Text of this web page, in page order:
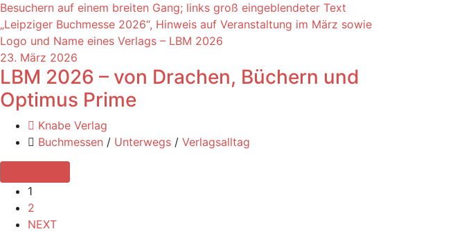
23. März 2026
LBM 2026 – von Drachen, Büchern und
Optimus Prime
Knabe Verlag
Buchmessen / Unterwegs / Verlagsalltag
1
2
NEXT